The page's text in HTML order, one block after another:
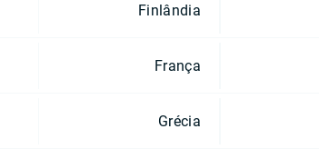
Finlândia
França
Grécia